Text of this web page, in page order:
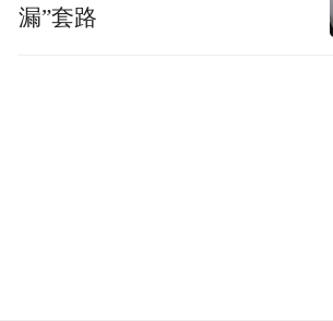
漏”套路